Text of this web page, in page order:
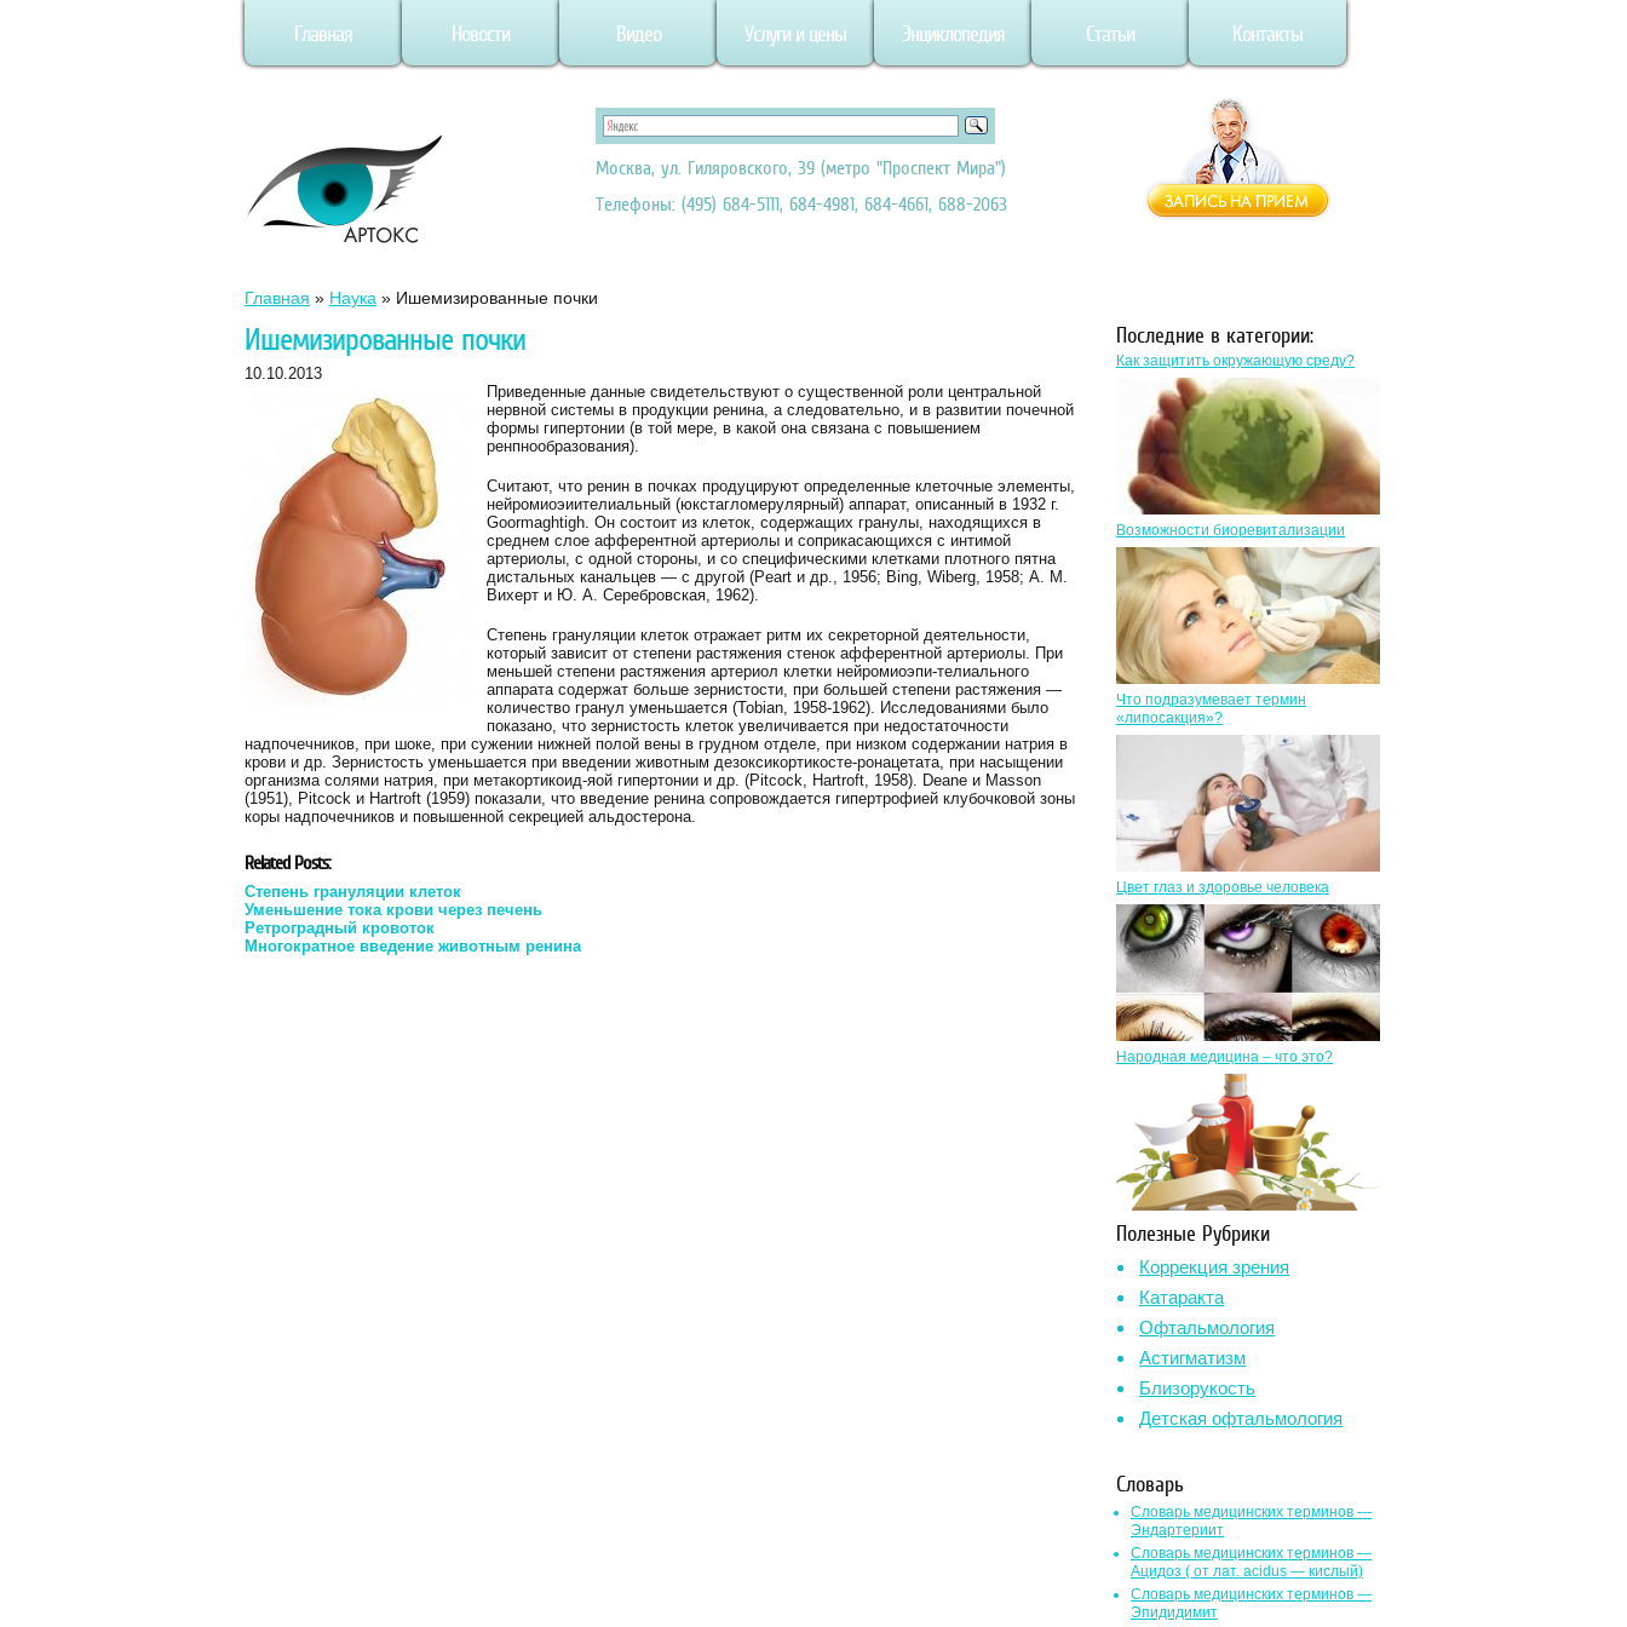
Главная Новости Видео Услуги и цены Энциклопедия Статьи Контакты
Москва, ул. Гиляровского, 39 (метро "Проспект Мира")
Телефоны: (495) 684-5111, 684-4981, 684-4661, 688-2063
Главная » Наука » Ишемизированные почки
Ишемизированные почки
10.10.2013
Приведенные данные свидетельствуют о существенной роли центральной
нервной системы в продукции ренина, а следовательно, и в развитии почечной
формы гипертонии (в той мере, в какой она связана с повышением
ренпнообразования).
Считают, что ренин в почках продуцируют определенные клеточные элементы,
нейромиоэиителиальный (юкстагломерулярный) аппарат, описанный в 1932 г.
Goormaghtigh. Он состоит из клеток, содержащих гранулы, находящихся в
среднем слое афферентной артериолы и соприкасающихся с интимой
артериолы, с одной стороны, и со специфическими клетками плотного пятна
дистальных канальцев — с другой (Peart и др., 1956; Bing, Wiberg, 1958; А. М.
Вихерт и Ю. А. Серебровская, 1962).
Степень грануляции клеток отражает ритм их секреторной деятельности,
который зависит от степени растяжения стенок афферентной артериолы. При
меньшей степени растяжения артериол клетки нейромиоэпи-телиального
аппарата содержат больше зернистости, при большей степени растяжения —
количество гранул уменьшается (Tobian, 1958-1962). Исследованиями было
показано, что зернистость клеток увеличивается при недостаточности
надпочечников, при шоке, при сужении нижней полой вены в грудном отделе, при низком содержании натрия в
крови и др. Зернистость уменьшается при введении животным дезоксикортикосте-ронацетата, при насыщении
организма солями натрия, при метакортикоид-яой гипертонии и др. (Pitcock, Hartroft, 1958). Deane и Masson
(1951), Pitcock и Hartroft (1959) показали, что введение ренина сопровождается гипертрофией клубочковой зоны
коры надпочечников и повышенной секрецией альдостерона.
Related Posts:
Степень грануляции клеток
Уменьшение тока крови через печень
Ретроградный кровоток
Многократное введение животным ренина
Последние в категории:
Как защитить окружающую среду?
Возможности биоревитализации
Что подразумевает термин
«липосакция»?
Цвет глаз и здоровье человека
Народная медицина – что это?
Полезные Рубрики
Коррекция зрения
Катаракта
Офтальмология
Астигматизм
Близорукость
Детская офтальмология
Словарь
Словарь медицинских терминов —
Эндартериит
Словарь медицинских терминов —
Ацидоз ( от лат. асidus — кислый)
Словарь медицинских терминов —
Эпидидимит